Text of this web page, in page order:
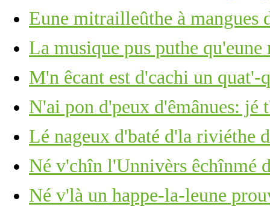
Eune mitrailleûthe à mangues
La musique pus puthe
M'n êcant est d'cachi un quat'-
N'ai pon d'peux d'êmânues: jé
Lé nageux d'baté d'la riviéthe
Né v'chîn l'Unnivèrs êchînmé
Né v'là un happe-la-leune